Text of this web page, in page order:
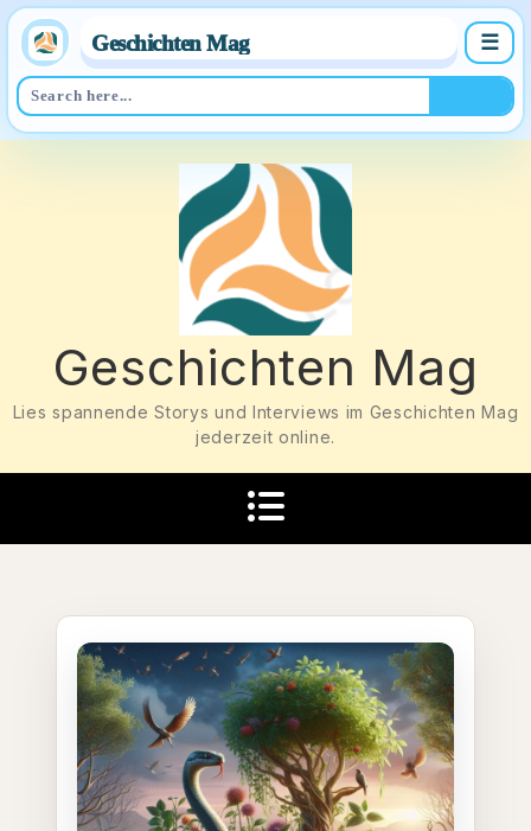
Geschichten Mag ☰
Geschichten Mag
Lies spannende Storys und Interviews im Geschichten Mag
jederzeit online.